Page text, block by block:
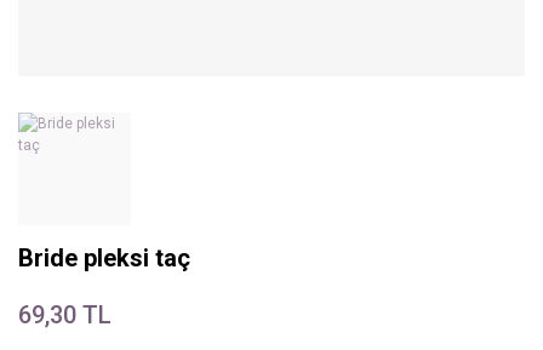
Bride pleksi taç
69,30 TL